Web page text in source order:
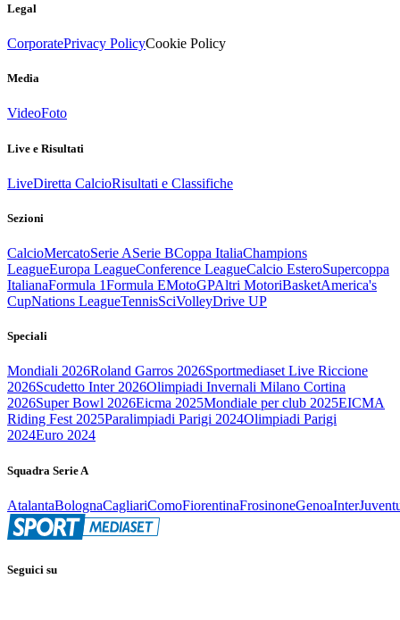
Legal
CorporatePrivacy PolicyCookie Policy
Media
VideoFoto
Live e Risultati
LiveDiretta CalcioRisultati e Classifiche
Sezioni
CalcioMercatoSerie ASerie BCoppa ItaliaChampions
LeagueEuropa LeagueConference LeagueCalcio EsteroSupercoppa
ItalianaFormula 1Formula EMotoGPAltri MotoriBasketAmerica's
CupNations LeagueTennisSciVolleyDrive UP
Speciali
Mondiali 2026Roland Garros 2026Sportmediaset Live Riccione
2026Scudetto Inter 2026Olimpiadi Invernali Milano Cortina
2026Super Bowl 2026Eicma 2025Mondiale per club 2025EICMA
Riding Fest 2025Paralimpiadi Parigi 2024Olimpiadi Parigi
2024Euro 2024
Squadra Serie A
AtalantaBolognaCagliariComoFiorentinaFrosinoneGenoaInter
Seguici su